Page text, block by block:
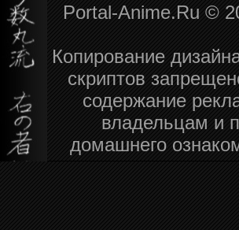
Portal-Anime.Ru ©
Копирование
скриптов
содержание
владельцам и
домашнего